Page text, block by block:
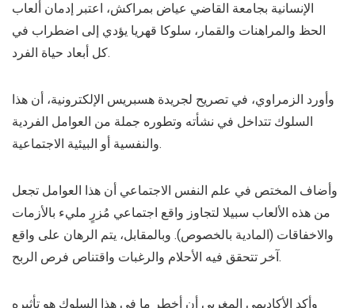
الإنسانية بجامعة القاضي عياض بمراكش، اعتبر إدمان ألعاب
الحظ والمراهنات والقمار، سلوكا قهريا يؤدي إلى اضطراب في
كل أبعاد حياة الفرد.
وأورد الزمراوي، في تصريح لجريدة هسبريس الإلكترونية، أن هذا
السلوك تتداخل في نشأته وتطوره جملة من العوامل الفردية
والنفسية أو البيئية الاجتماعية.
وأضاف المختص في علم النفس الاجتماعي أن هذا العوامل تجعل
من هذه الألعاب سبيلا لتجاوز واقع اجتماعي مُزرٍ مليء بالأزمات
والاخفاقات (المادية بالخصوص). وبالمقابل، يتم الرهان على واقع
آخر تتحقق فيه الأحلام والرغبات واقتناص فرص الربح.
وأكد الأكاديمي المغربي أن أخطر ما في هذا السلوك هو تأثيره